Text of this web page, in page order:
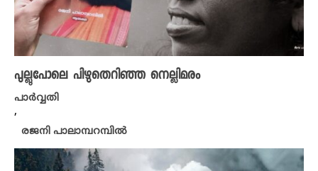
പുല്ലുപോലെ പിഴുതെറിഞ്ഞ നെല്ലിമരം
പാർവ്വതി
,
രജനി പാലാമ്പറമ്പിൽ